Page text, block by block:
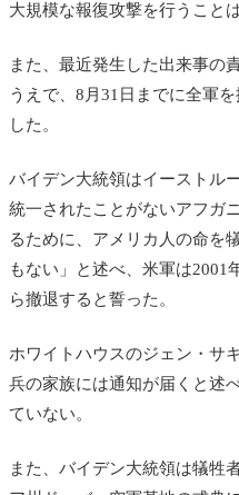
大規模な報復攻撃を行うこと
また、最近発生した出来事の
うえで、8月31日までに全軍
した。
バイデン大統領はイーストル
統一されたことがないアフガ
るために、アメリカ人の命を
もない」と述べ、米軍は2001
ら撤退すると誓った。
ホワイトハウスのジェン・サ
兵の家族には通知が届くと述
ていない。
また、バイデン大統領は犠牲